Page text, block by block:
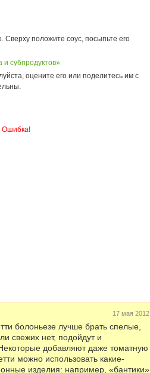
положите соус, посыпьте его
субпродуктов»
оцените его или поделитесь им с
Ошибка!
17 мая 2012
болоньезе лучше брать спелые,
свежих нет, подойдут и
добавляют даже томатную
можно использовать какие-
изделия: например, «бантики»